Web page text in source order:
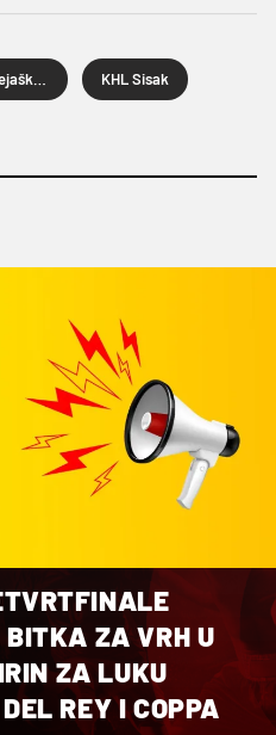
KHL Sisak
BITKA ZA VRH U
ZA LUKU
REY I COPPA